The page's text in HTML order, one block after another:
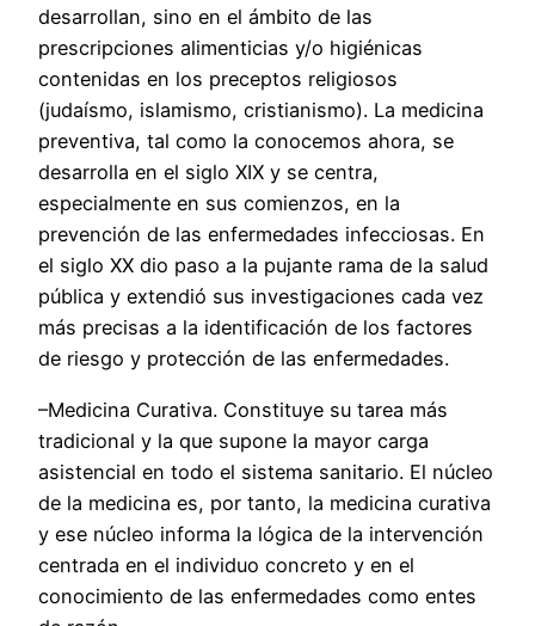
desarrollan, sino en el ámbito de las
prescripciones alimenticias y/o higiénicas
contenidas en los preceptos religiosos
(judaísmo, islamismo, cristianismo). La medicina
preventiva, tal como la conocemos ahora, se
desarrolla en el siglo XIX y se centra,
especialmente en sus comienzos, en la
prevención de las enfermedades infecciosas. En
el siglo XX dio paso a la pujante rama de la salud
pública y extendió sus investigaciones cada vez
más precisas a la identificación de los factores
de riesgo y protección de las enfermedades.
–Medicina Curativa. Constituye su tarea más
tradicional y la que supone la mayor carga
asistencial en todo el sistema sanitario. El núcleo
de la medicina es, por tanto, la medicina curativa
y ese núcleo informa la lógica de la intervención
centrada en el individuo concreto y en el
conocimiento de las enfermedades como entes